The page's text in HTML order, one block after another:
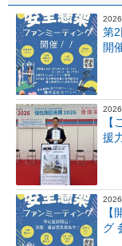
第
開
【
援
【
グ